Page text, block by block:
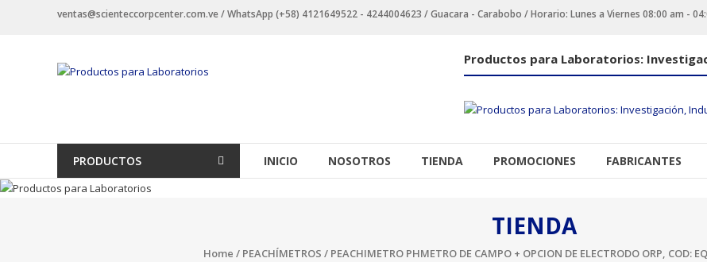
ventas@scienteccorpcenter.com.ve / WhatsApp (+58) 4121649522 - 4244004623 / Guacara - Carabobo / Horario: Lunes a Viernes 08:00 am -
Productos
Investigación,
Industriales
y
Productos para Laboratorios:
PRODUCTOS INICIO NOSOTROS TIENDA PROMOCIONES FABRICANTES
TIENDA
Home / PEACHÍMETROS / PEACHIMETRO PHMETRO DE CAMPO + OPCION DE ELECTRODO ORP, COD: